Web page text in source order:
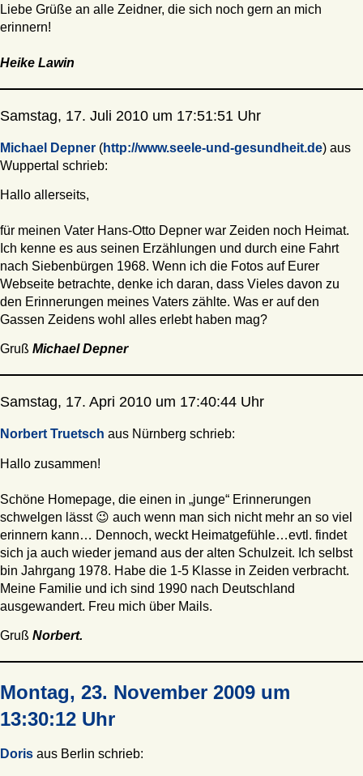
Liebe Grüße an alle Zeidner, die sich noch gern an mich
erinnern!
Heike Lawin
Samstag, 17. Juli 2010 um 17:51:51 Uhr
Michael Depner (http://www.seele-und-gesundheit.de) aus
Wuppertal schrieb:
Hallo allerseits,
für meinen Vater Hans-Otto Depner war Zeiden noch Heimat.
Ich kenne es aus seinen Erzählungen und durch eine Fahrt
nach Siebenbürgen 1968. Wenn ich die Fotos auf Eurer
Webseite betrachte, denke ich daran, dass Vieles davon zu
den Erinnerungen meines Vaters zählte. Was er auf den
Gassen Zeidens wohl alles erlebt haben mag?
Gruß Michael Depner
Samstag, 17. Apri 2010 um 17:40:44 Uhr
Norbert Truetsch aus Nürnberg schrieb:
Hallo zusammen!
Schöne Homepage, die einen in „junge“ Erinnerungen
schwelgen lässt 😉 auch wenn man sich nicht mehr an so viel
erinnern kann… Dennoch, weckt Heimatgefühle…evtl. findet
sich ja auch wieder jemand aus der alten Schulzeit. Ich selbst
bin Jahrgang 1978. Habe die 1-5 Klasse in Zeiden verbracht.
Meine Familie und ich sind 1990 nach Deutschland
ausgewandert. Freu mich über Mails.
Gruß Norbert.
Montag, 23. November 2009 um
13:30:12 Uhr
Doris aus Berlin schrieb: